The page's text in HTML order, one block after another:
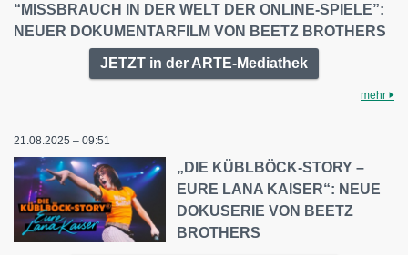
“MISSBRAUCH IN DER WELT DER ONLINE-SPIELE”:
NEUER DOKUMENTARFILM VON BEETZ BROTHERS
JETZT in der ARTE-Mediathek
mehr
21.08.2025 – 09:51
„DIE KÜBLBÖCK-STORY –
EURE LANA KAISER“: NEUE
DOKUSERIE VON BEETZ
BROTHERS